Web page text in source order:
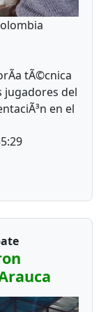
tÃ©cnica
jugadores del
en el
que se
Meta, la